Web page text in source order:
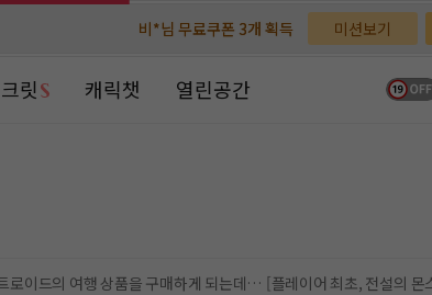
비*님 무료쿠폰 3개 획득
비*님 무료쿠폰 3개 획득
천***님 배지뽑기권 3개 획득
천***님 배지뽑기권 3개 획득
미션보기
릿 캐릭챗 열린공간
매하게 되는데… [플레이어 최초, 전설의 몬스터를 발견